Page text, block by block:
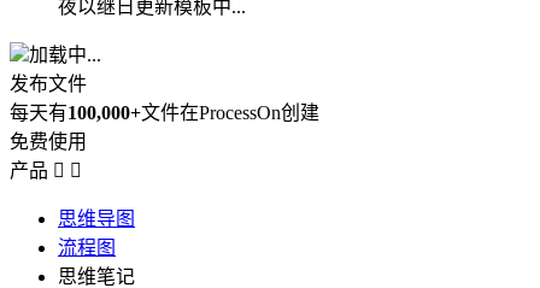
夜以继日更新模板中...
加载中...
发布文件
每天有100,000+文件在ProcessOn创建
免费使用
产品  
思维导图
流程图
思维笔记